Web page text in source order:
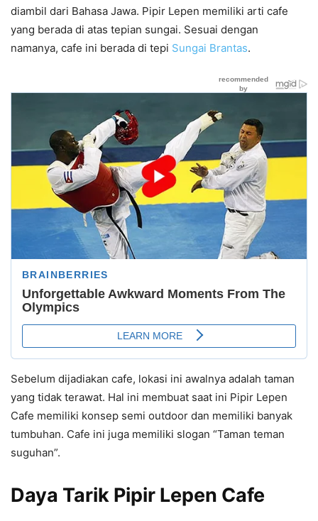
diambil dari Bahasa Jawa. Pipir Lepen memiliki arti cafe
yang berada di atas tepian sungai. Sesuai dengan
namanya, cafe ini berada di tepi Sungai Brantas.
Sebelum dijadiakan cafe, lokasi ini awalnya adalah taman
yang tidak terawat. Hal ini membuat saat ini Pipir Lepen
Cafe memiliki konsep semi outdoor dan memiliki banyak
tumbuhan. Cafe ini juga memiliki slogan “Taman teman
suguhan”.
Daya Tarik Pipir Lepen Cafe